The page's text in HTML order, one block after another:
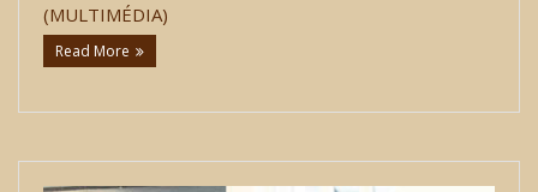
(MULTIMÉDIA)
Read More